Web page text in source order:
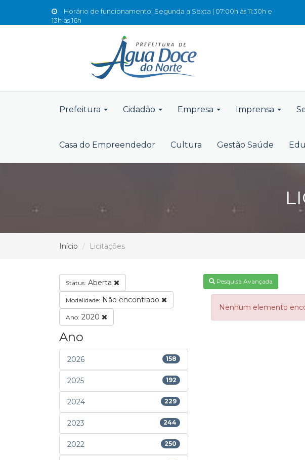
Horário de funcionamento: Segunda a Sexta | 07:00h às 11:30h e
13h às 16h
Prefeitura Cidadão Empresa Imprensa
Casa do Empreendedor Cultura Gestão Saúde
Início Licitações
Status: Aberta
Modalidade: Não encontrado
Ano: 2020
Ano
2026 158
2025 192
2024 229
2023 244
2022 250
Pesquisa Avançada
Nenhum elemento